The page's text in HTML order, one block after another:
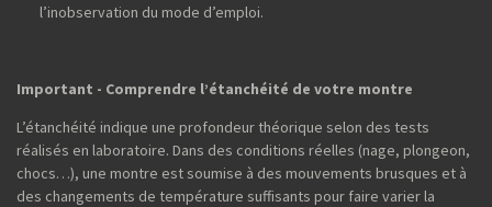
l’inobservation du mode d’emploi.
Important - Comprendre l’étanchéité de votre montre
L’étanchéité indique une profondeur théorique selon des tests
réalisés en laboratoire. Dans des conditions réelles (nage, plongeon,
chocs…), une montre est soumise à des mouvements brusques et à
des changements de température suffisants pour faire varier la